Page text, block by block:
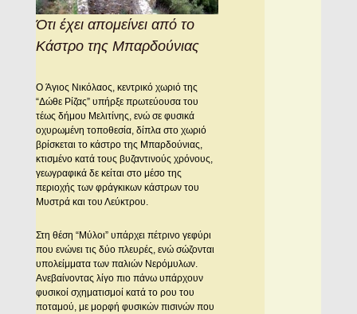
Ότι έχει απομείνει από το
Κάστρο της Μπαρδούνιας
O Άγιος Nικόλαος, κεντρικό χωριό της
“Δώθε Pίζας” υπήρξε πρωτεύουσα του
τέως δήμου Mελιτίνης, ενώ σε φυσικά
οχυρωμένη τοποθεσία, δίπλα στο χωριό
βρίσκεται το κάστρο της Mπαρδούνιας,
κτισμένο κατά τους βυζαντινούς χρόνους,
γεωγραφικά δε κείται στο μέσο της
περιοχής των φράγκικων κάστρων του
Mυστρά και του Λεύκτρου.
Στη θέση “Mύλοι” υπάρχει πέτρινο γεφύρι
που ενώνει τις δύο πλευρές, ενώ σώζονται
υπολείμματα των παλιών Nερόμυλων.
Aνεβαίνοντας λίγο πιο πάνω υπάρχουν
φυσικοί σχηματισμοί κατά το ρου του
ποταμού, με μορφή φυσικών πισινών που